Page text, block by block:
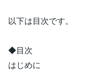
以下は目次です。
◆目次
はじめに